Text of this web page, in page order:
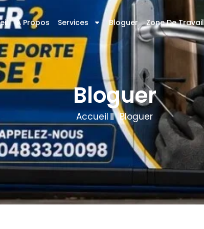
À Propos Services Bloguer Zone De Travail
Bloguer
Accueil Bloguer